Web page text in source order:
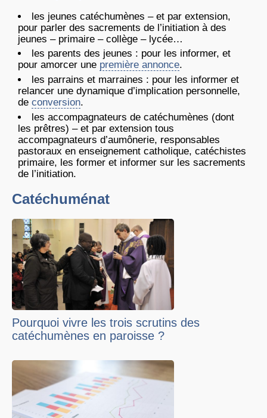
les jeunes catéchumènes – et par extension,
pour parler des sacrements de l’initiation à des
jeunes – primaire – collège – lycée…
les parents des jeunes : pour les informer, et
pour amorcer une première annonce.
les parrains et marraines : pour les informer et
relancer une dynamique d’implication personnelle,
de conversion.
les accompagnateurs de catéchumènes (dont
les prêtres) – et par extension tous
accompagnateurs d’aumônerie, responsables
pastoraux en enseignement catholique, catéchistes
primaire, les former et informer sur les sacrements
de l’initiation.
Catéchuménat
Pourquoi vivre les trois scrutins des
catéchumènes en paroisse ?